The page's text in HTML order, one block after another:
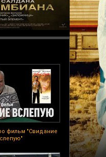
фильм "Свидание